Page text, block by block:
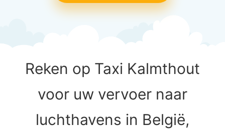
Reken op Taxi Kalmthout
voor uw vervoer naar
luchthavens in België,